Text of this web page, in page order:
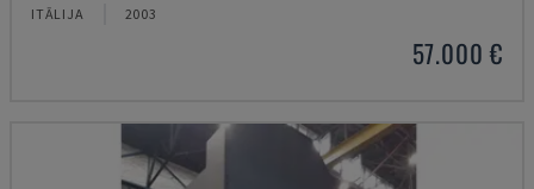
ITĀLIJA 2003
57.000 €